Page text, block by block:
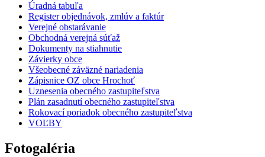
Úradná tabuľa
Register objednávok, zmlúv a faktúr
Verejné obstarávanie
Obchodná verejná súťaž
Dokumenty na stiahnutie
Závierky obce
Všeobecné záväzné nariadenia
Zápisnice OZ obce Hrochoť
Uznesenia obecného zastupiteľstva
Plán zasadnutí obecného zastupiteľstva
Rokovací poriadok obecného zastupiteľstva
VOĽBY
Fotogaléria